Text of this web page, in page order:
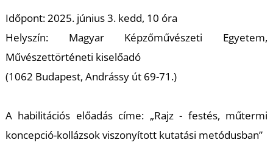
Időpont: 2025. június 3. kedd, 10 óra
Helyszín: Magyar Képzőművészeti Egyetem,
Művészettörténeti kiselőadó
(1062 Budapest, Andrássy út 69-71.)
A habilitációs előadás címe: „Rajz - festés, műtermi
koncepció-kollázsok viszonyított kutatási metódusban”